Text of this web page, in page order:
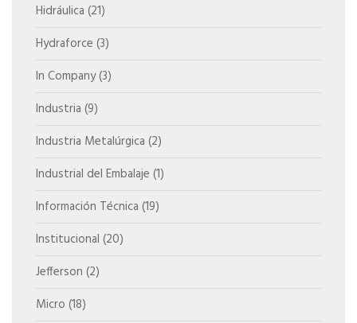
Hidráulica (21)
Hydraforce (3)
In Company(3)
Industria (9)
Industria Metalúrgica (2)
Industrial del Embalaje (1)
Información Técnica (19)
Institucional (20)
Jefferson (2)
Micro (18)